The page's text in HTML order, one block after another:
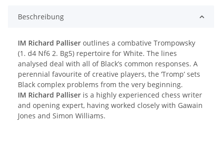
Beschreibung
IM Richard Palliser outlines a combative Trompowsky
(1. d4 Nf6 2. Bg5) repertoire for White. The lines
analysed deal with all of Black’s common responses. A
perennial favourite of creative players, the ‘Tromp’ sets
Black complex problems from the very beginning.
IM Richard Palliser is a highly experienced chess writer
and opening expert, having worked closely with Gawain
Jones and Simon Williams.